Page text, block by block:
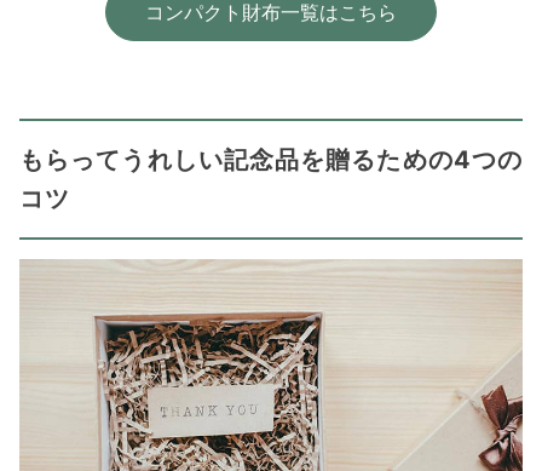
コンパクト財布一覧はこちら
もらってうれしい記念品を贈るための4つの
コツ